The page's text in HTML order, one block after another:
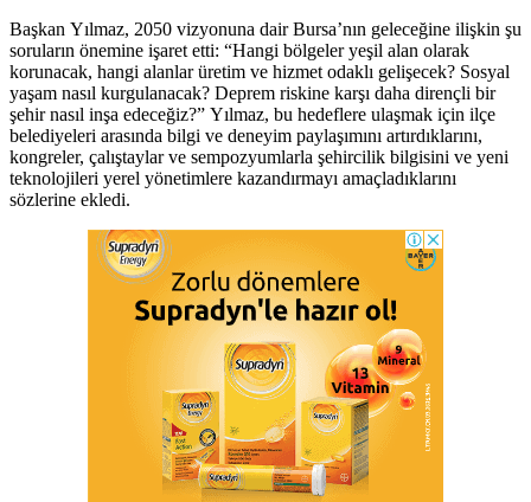
Başkan Yılmaz, 2050 vizyonuna dair Bursa’nın geleceğine ilişkin şu
soruların önemine işaret etti: “Hangi bölgeler yeşil alan olarak
korunacak, hangi alanlar üretim ve hizmet odaklı gelişecek? Sosyal
yaşam nasıl kurgulanacak? Deprem riskine karşı daha dirençli bir
şehir nasıl inşa edeceğiz?” Yılmaz, bu hedeflere ulaşmak için ilçe
belediyeleri arasında bilgi ve deneyim paylaşımını artırdıklarını,
kongreler, çalıştaylar ve sempozyumlarla şehircilik bilgisini ve yeni
teknolojileri yerel yönetimlere kazandırmayı amaçladıklarını
sözlerine ekledi.